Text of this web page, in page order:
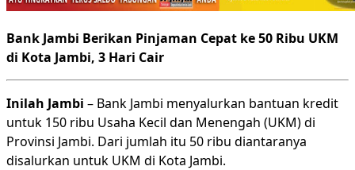
Bank Jambi Berikan Pinjaman Cepat ke 50 Ribu UKM
di Kota Jambi, 3 Hari Cair
Inilah Jambi – Bank Jambi menyalurkan bantuan kredit
untuk 150 ribu Usaha Kecil dan Menengah (UKM) di
Provinsi Jambi. Dari jumlah itu 50 ribu diantaranya
disalurkan untuk UKM di Kota Jambi.